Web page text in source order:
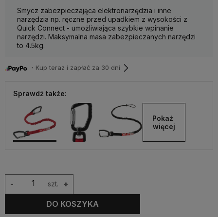
Smycz zabezpieczająca elektronarzędzia i inne
narzędzia np. ręczne przed upadkiem z wysokości z
Quick Connect - umożliwiająca szybkie wpinanie
narzędzi. Maksymalna masa zabezpieczanych narzędzi
to 4.5kg.
・Kup teraz i zapłać za 30 dni
Sprawdź także:
Pokaż
więcej
szt. +
-
DO KOSZYKA